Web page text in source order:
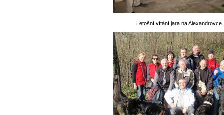
Letošní vítání jara na Alexandrovce